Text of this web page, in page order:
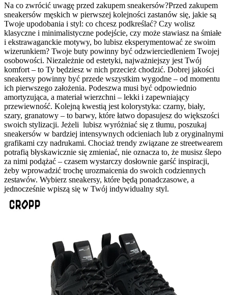
Na co zwrócić uwagę przed zakupem sneakersów?Przed zakupem
sneakersów męskich w pierwszej kolejności zastanów się, jakie są
Twoje upodobania i styl: co chcesz podkreślać? Czy wolisz
klasyczne i minimalistyczne podejście, czy może stawiasz na śmiałe
i ekstrawaganckie motywy, bo lubisz eksperymentować ze swoim
wizerunkiem? Twoje buty powinny być odzwierciedleniem Twojej
osobowości. Niezależnie od estetyki, najważniejszy jest Twój
komfort – to Ty będziesz w nich przecież chodzić. Dobrej jakości
sneakersy powinny być przede wszystkim wygodne – od momentu
ich pierwszego założenia. Podeszwa musi być odpowiednio
amortyzująca, a materiał wierzchni – lekki i zapewniający
przewiewność. Kolejną kwestią jest kolorystyka: czarny, biały,
szary, granatowy – to barwy, które łatwo dopasujesz do większości
swoich stylizacji. Jeżeli lubisz wyróżniać się z tłumu, poszukaj
sneakersów w bardziej intensywnych odcieniach lub z oryginalnymi
grafikami czy nadrukami. Chociaż trendy związane ze streetwearem
potrafią błyskawicznie się zmieniać, nie oznacza to, że musisz ślepo
za nimi podążać – czasem wystarczy dosłownie garść inspiracji,
żeby wprowadzić trochę urozmaicenia do swoich codziennych
zestawów. Wybierz sneakersy, które będą ponadczasowe, a
jednocześnie wpiszą się w Twój indywidualny styl.